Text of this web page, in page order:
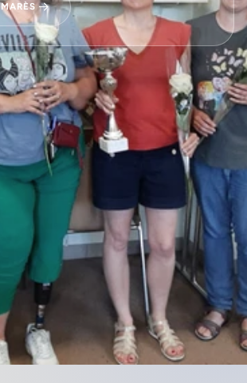
Photo Alain Hulot